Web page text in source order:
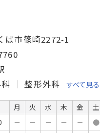
ば市篠崎2272-1
整形外科 すべて見る
月 火 水 木 金 土
－ － － － － ●